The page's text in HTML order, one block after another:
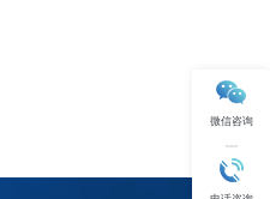
微信咨询